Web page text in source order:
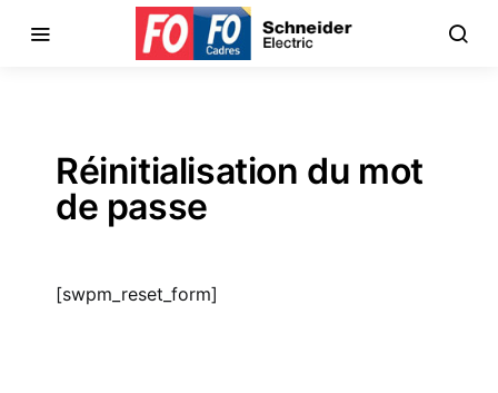
Réinitialisation du mot
de passe
[swpm_reset_form]